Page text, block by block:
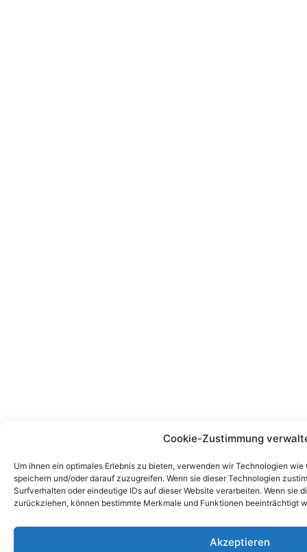
Cookie-Zustimmung
Um ihnen ein optimales Erlebnis zu bieten, verwenden wir Technologien
speichern und/oder darauf zuzugreifen. Wenn sie dieser Technologien
Surfverhalten oder eindeutige IDs auf dieser Website verarbeiten. Wenn sie
zurückziehen, können bestimmte Merkmale und Funktionen beeinträchtigt
Akzeptieren